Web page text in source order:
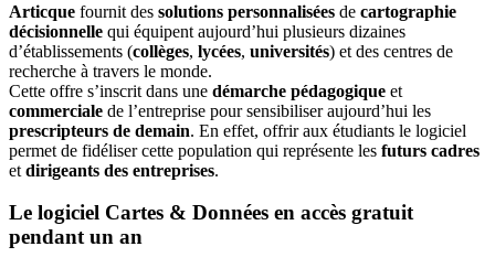
Articque fournit des solutions personnalisées de cartographie
décisionnelle qui équipent aujourd’hui plusieurs dizaines
d’établissements (collèges, lycées, universités) et des centres de
recherche à travers le monde.
Cette offre s’inscrit dans une démarche pédagogique et
commerciale de l’entreprise pour sensibiliser aujourd’hui les
prescripteurs de demain. En effet, offrir aux étudiants le logiciel
permet de fidéliser cette population qui représente les futurs cadres
et dirigeants des entreprises.
Le logiciel Cartes & Données en accès gratuit
pendant un an